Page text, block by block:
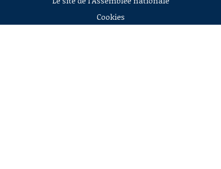
Cookies